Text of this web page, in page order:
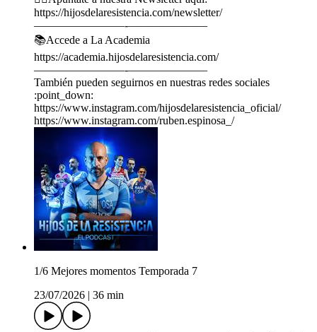
https://hijosdelaresistencia.com/newsletter/
————————-———————
📚Accede a La Academia
https://academia.hijosdelaresistencia.com/
————————-———————
También pueden seguirnos en nuestras redes sociales
:point_down:
https://www.instagram.com/hijosdelaresistencia_oficial/
https://www.instagram.com/ruben.espinosa_/
1/6 Mejores momentos Temporada 7
23/07/2026
36 min